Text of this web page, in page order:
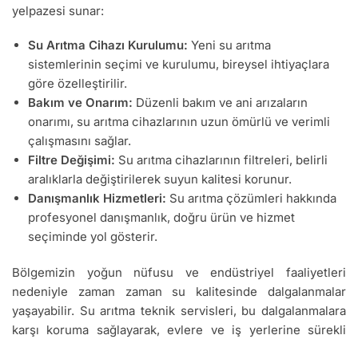
yelpazesi sunar:
Su Arıtma Cihazı Kurulumu: Yeni su arıtma
sistemlerinin seçimi ve kurulumu, bireysel ihtiyaçlara
göre özelleştirilir.
Bakım ve Onarım: Düzenli bakım ve ani arızaların
onarımı, su arıtma cihazlarının uzun ömürlü ve verimli
çalışmasını sağlar.
Filtre Değişimi: Su arıtma cihazlarının filtreleri, belirli
aralıklarla değiştirilerek suyun kalitesi korunur.
Danışmanlık Hizmetleri: Su arıtma çözümleri hakkında
profesyonel danışmanlık, doğru ürün ve hizmet
seçiminde yol gösterir.
Bölgemizin yoğun nüfusu ve endüstriyel faaliyetleri
nedeniyle zaman zaman su kalitesinde dalgalanmalar
yaşayabilir. Su arıtma teknik servisleri, bu dalgalanmalara
karşı koruma sağlayarak, evlere ve iş yerlerine sürekli